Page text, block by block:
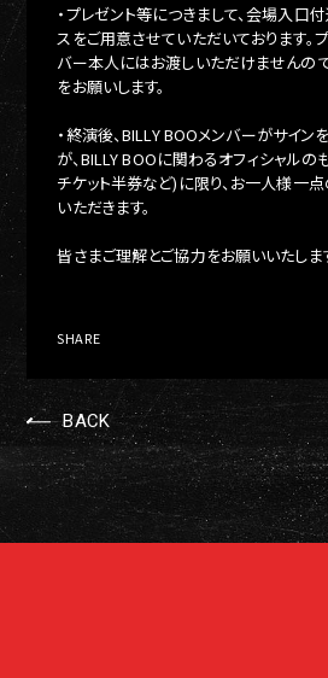
・プレゼント等につきまして、会場入口
スをご用意させていただいております。
バー本人にはお渡しいただけませんの
をお願いします。
・終演後、BILLY BOOメンバーがサイン
が、BILLY BOOに関わるオフィシャルの
チケット半券など)に限り、お一人様一
いただきます。
皆さまご理解とご協力をお願いいたしま
SHARE
BACK